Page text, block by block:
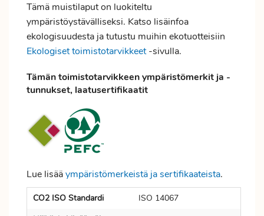
Tämä muistilaput on luokiteltu
ympäristöystävälliseksi. Katso lisäinfoa
ekologisuudesta ja tutustu muihin ekotuotteisiin
Ekologiset toimistotarvikkeet-sivulla.
Tämän toimistotarvikkeen ympäristömerkit ja -
tunnukset, laatusertifikaatit
Lue lisääympäristömerkeistä ja sertifikaateista.
CO2 ISO Standardi
ISO 14067